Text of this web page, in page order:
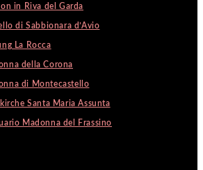
in Riva del Garda
di Sabbionara d’Avio
La Rocca
della Corona
di Montecastello
Santa Maria Assunta
Madonna del Frassino